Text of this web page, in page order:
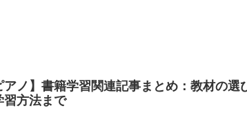
アノ】書籍学習関連記事まとめ：教材の選
習方法まで